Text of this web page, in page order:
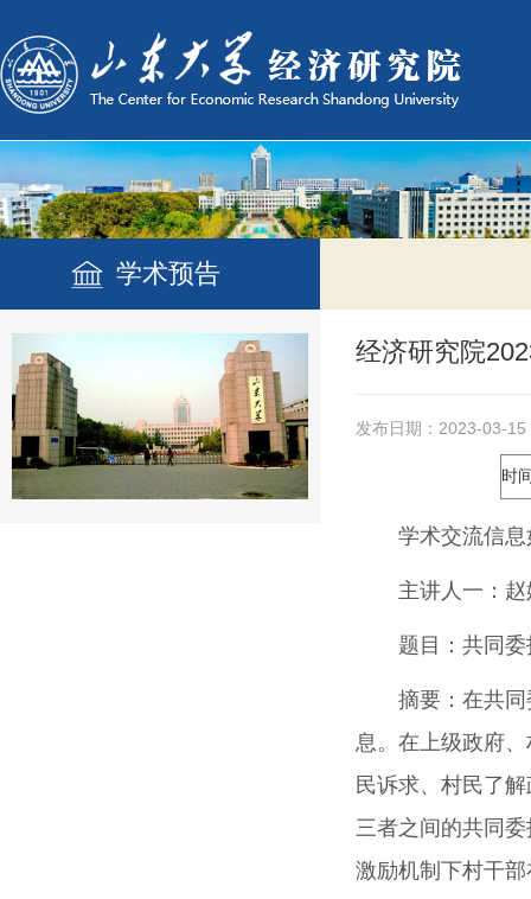
学术预告
经济研究院
发布日期：2023-03-15
时
学术交流信
主讲人一 ： 赵
题目： 共同
摘要： 在共
息。在上级政府
民诉求、村民了
三者之间的共同
激励机制下村干